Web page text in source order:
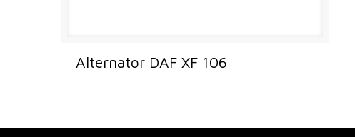
Alternator DAF XF 106